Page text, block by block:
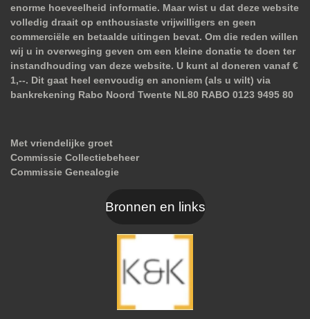
enorme hoeveelheid informatie. Maar wist u dat deze website
volledig draait op enthousiaste vrijwilligers en geen
commerciële en betaalde uitingen bevat. Om die reden willen
wij u in overweging geven om een kleine donatie te doen ter
instandhouding van deze website. U kunt al doneren vanaf €
1,--. Dit gaat heel eenvoudig en anoniem (als u wilt) via
bankrekening Rabo Noord Twente NL80 RABO 0123 9495 80
Met vriendelijke groet
Commissie Collectiebeheer
Commissie Genealogie
Bronnen en links